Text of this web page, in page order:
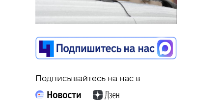
Подписывайтесь на нас в
В Петербурге
мужчина бросил
бутылку с
зажигательной
20 июля 2024, 17:04